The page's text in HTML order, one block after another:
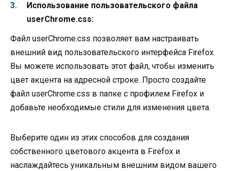
Использование пользовательского файла
userChrome.css:
Файл userChrome.css позволяет вам настраивать
внешний вид пользовательского интерфейса Firefox.
Вы можете использовать этот файл, чтобы изменить
цвет акцента на адресной строке. Просто создайте
файл userChrome.css в папке с профилем Firefox и
добавьте необходимые стили для изменения цвета.
Выберите один из этих способов для создания
собственного цветового акцента в Firefox и
наслаждайтесь уникальным внешним видом вашего